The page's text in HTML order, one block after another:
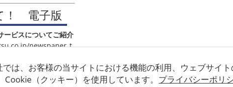
では、お客様の当サイトにおける機能の利用、ウェブサイ
Cookie（クッキー）を使用しています。 プライバシーポリ
！ 電子版
ービスについてご紹介
newspaper_t